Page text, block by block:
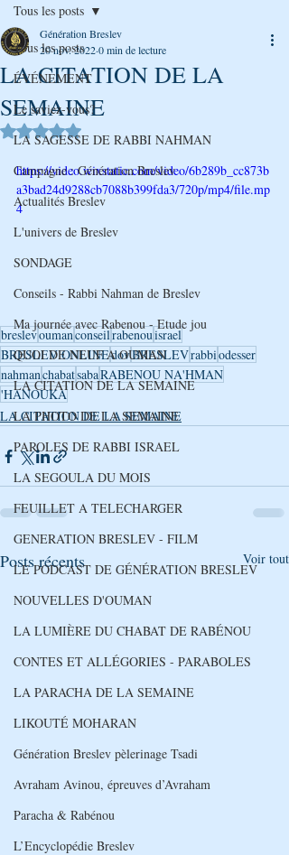
Tous les posts
ÉVÉNEMENT
Le saviez-vous?
LA SAGESSE DE RABBI NAHMAN
Campagne : Génération Breslev
Actualités Breslev
L'univers de Breslev
SONDAGE
Conseils - Rabbi Nahman de Breslev
Ma journée avec Rabenou - Etude jou
QUOI DE NEUF A OUMAN
LA CITATION DE LA SEMAINE
LA PHOTO DE LA SEMAINE
PAROLES DE RABBI ISRAEL
LA SEGOULA DU MOIS
FEUILLET A TELECHARGER
GENERATION BRESLEV - FILM
LE PODCAST DE GÉNÉRATION BRESLEV
NOUVELLES D'OUMAN
LA LUMIÈRE DU CHABAT DE RABÉNOU
CONTES ET ALLÉGORIES - PARABOLES
LA PARACHA DE LA SEMAINE
LIKOUTÉ MOHARAN
Génération Breslev pèlerinage Tsadi
Avraham Avinou, épreuves d’Avraham
Paracha & Rabénou
L’Encyclopédie Breslev
Tous les posts
LA CITATION DE LA
SEMAINE
Génération Breslev
20 nov. 20220 min de lecture
Noté NaN étoiles sur 5.
https://video.wixstatic.com/video/6b289b_cc873b
a3bad24d9288cb7088b399fda3/720p/mp4/file.mp
4
breslevoumanconseilrabenouisrael
BRESLEV ONLINEdovBRESLEVrabbiodesser
nahmanchabatsabaRABENOU NA'HMAN
'HANOUKA
LA CITATION DE LA SEMAINE
Posts récents Voir tout